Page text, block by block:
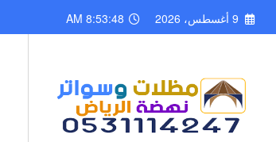
التجاوز 9 أغسطس، 2026 8:53:49 AM